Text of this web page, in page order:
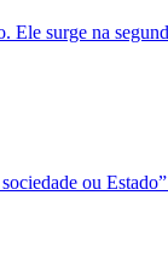
Ele surge na
ou